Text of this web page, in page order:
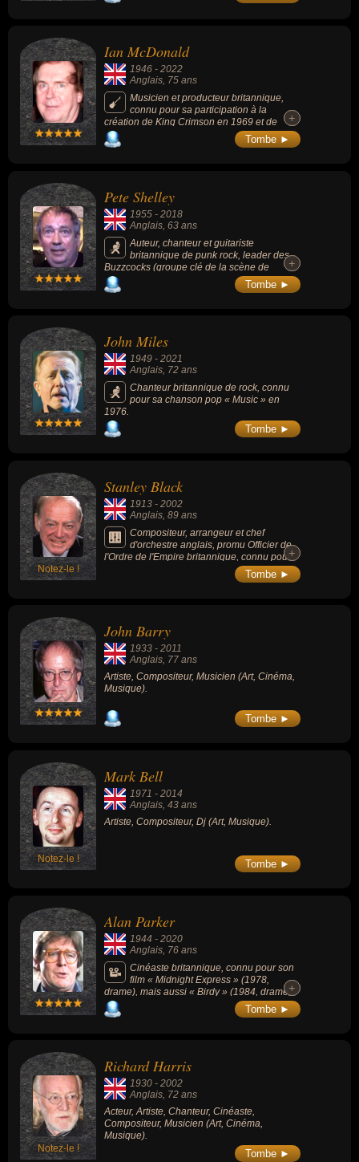
Ian McDonald
1946 - 2022
Anglais, 75 ans
Musicien et producteur britannique,
connu pour sa participation à la
création de King Crimson en 1969 et de
Foreigner de 1976 à 1979. Multi-
instrumentiste, il est reconnu pour ses talents
+
+
Tombe ►
Pete Shelley
1955 - 2018
Anglais , 63 ans
Auteur, chanteur et guitariste
britannique de punk rock, leader des
Buzzcocks (groupe clé de la scène de
Manchester et de la vague punk anglaise de
la fin des années 1970).
+
+
Tombe ►
John Miles
1949 - 2021
Anglais, 72 ans
Chanteur britannique de rock, connu
pour sa chanson pop « Music » en
1976.
Tombe ►
Notez-le !
Stanley Black
1913 - 2002
Anglais, 89 ans
Compositeur, arrangeur et chef
d'orchestre anglais, promu Officier de
l'Ordre de l'Empire britannique, connu pour
ses arrangements musicaux dans le style
latino-américain, tout en remportant des prix
+
+
Tombe ►
John Barry
1933 - 2011
Anglais, 77 ans
Artiste, Compositeur, Musicien (Art, Cinéma,
Musique).
Tombe ►
Notez-le !
Mark Bell
1971 - 2014
Anglais, 43 ans
Artiste, Compositeur, Dj (Art, Musique).
Tombe ►
Alan Parker
1944 - 2020
Anglais , 76 ans
Cinéaste britannique, connu pour son
film « Midnight Express » (1978,
drame), mais aussi « Birdy » (1984, drame,
avec Nicolas Cage), « Mississippi Burning »
(1988, drame), « Pink Floyd The Wall »
+
+
Tombe ►
Notez-le !
Richard Harris
1930 - 2002
Anglais, 72 ans
Acteur, Artiste, Chanteur, Cinéaste,
Compositeur, Musicien (Art, Cinéma,
Musique).
Tombe ►